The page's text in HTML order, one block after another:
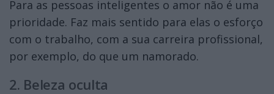
Para as pessoas inteligentes o amor não é uma
prioridade. Faz mais sentido para elas o esforço
com o trabalho, com a sua carreira profissional,
por exemplo, do que um namorado.
2. Beleza oculta